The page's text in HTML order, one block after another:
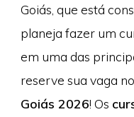
Goiás, que está
planeja fazer um
em uma das
reserve sua vaga no
Goiás 2026! Os